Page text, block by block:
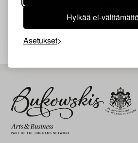
Hylkää ei-
Asetukset
Juuri nyt ei löytynyt hakuasi